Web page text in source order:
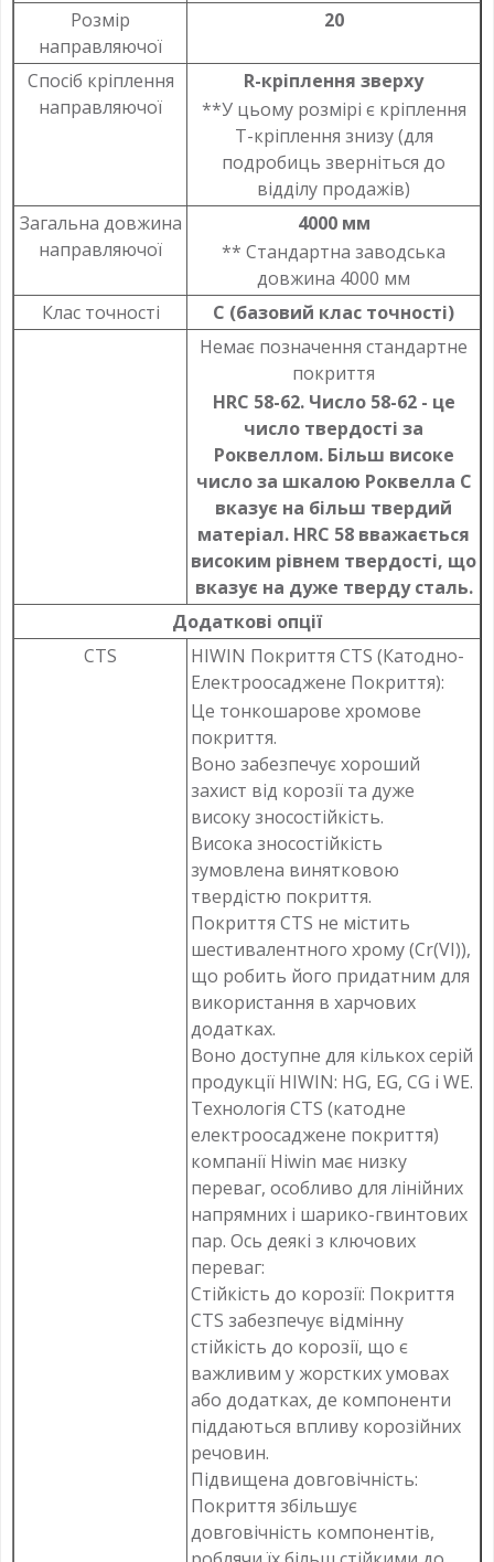
Розмір
направляючої
20
Спосіб кріплення
направляючої
R-кріплення зверху
**У цьому розмірі є кріплення
T-кріплення знизу (для
подробиць зверніться до
відділу продажів)
Загальна довжина
направляючої
4000 мм
** Стандартна заводська
довжина 4000 мм
Клас точності
C (базовий клас точності)
Немає позначення стандартне
покриття
HRC 58-62. Число 58-62 - це
число твердості за
Роквеллом. Більш високе
число за шкалою Роквелла C
вказує на більш твердий
матеріал. HRC 58 вважається
високим рівнем твердості, що
вказує на дуже тверду сталь.
Додаткові опції
CTS
HIWIN Покриття CTS (Катодно-
Електроосаджене Покриття):
Це тонкошарове хромове
покриття.
Воно забезпечує хороший
захист від корозії та дуже
високу зносостійкість.
Висока зносостійкість
зумовлена винятковою
твердістю покриття.
Покриття CTS не містить
шестивалентного хрому (Cr(VI)),
що робить його придатним для
використання в харчових
додатках.
Воно доступне для кількох серій
продукції HIWIN: HG, EG, CG і WE.
Технологія CTS (катодне
електроосаджене покриття)
компанії Hiwin має низку
переваг, особливо для лінійних
напрямних і шарико-гвинтових
пар. Ось деякі з ключових
переваг:
Стійкість до корозії: Покриття
CTS забезпечує відмінну
стійкість до корозії, що є
важливим у жорстких умовах
або додатках, де компоненти
піддаються впливу корозійних
речовин.
Підвищена довговічність:
Покриття збільшує
довговічність компонентів,